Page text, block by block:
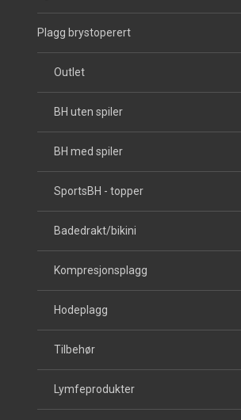
Plagg brystoperert
Outlet
BH uten spiler
BH med spiler
SportsBH - topper
Badedrakt/bikini
Kompresjonsplagg
Hodeplagg
Tilbehør
Lymfeprodukter